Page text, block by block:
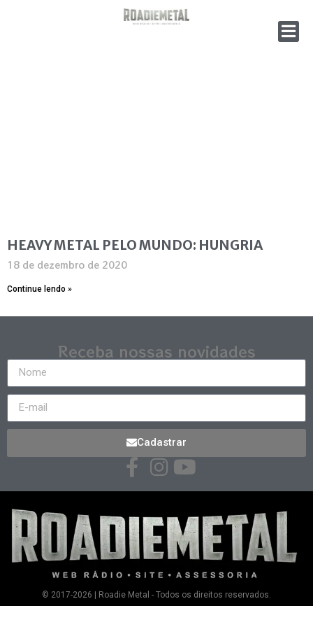
HEAVY METAL PELO MUNDO: HUNGRIA
18 de dezembro de 2020
Continue lendo »
Receba nossas novidades
Cadastrar
© 2017-2026 | Roadie Metal - Todos os direitos reservados.